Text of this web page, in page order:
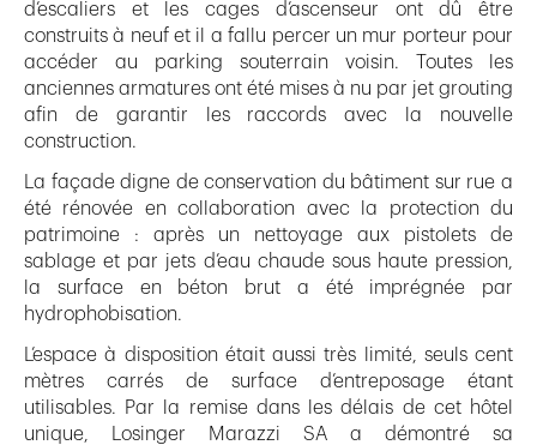
d’escaliers et les cages d’ascenseur ont dû être
construits à neuf et il a fallu percer un mur porteur pour
accéder au parking souterrain voisin. Toutes les
anciennes armatures ont été mises à nu par jet grouting
afin de garantir les raccords avec la nouvelle
construction.
La façade digne de conservation du bâtiment sur rue a
été rénovée en collaboration avec la protection du
patrimoine : après un nettoyage aux pistolets de
sablage et par jets d’eau chaude sous haute pression,
la surface en béton brut a été imprégnée par
hydrophobisation.
L’espace à disposition était aussi très limité, seuls cent
mètres carrés de surface d’entreposage étant
utilisables. Par la remise dans les délais de cet hôtel
unique, Losinger Marazzi SA a démontré sa